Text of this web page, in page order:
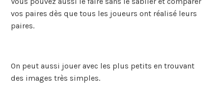
vos paires dès que tous les joueurs ont réalisé leurs
paires.
On peut aussi jouer avec les plus petits en trouvant
des images très simples.